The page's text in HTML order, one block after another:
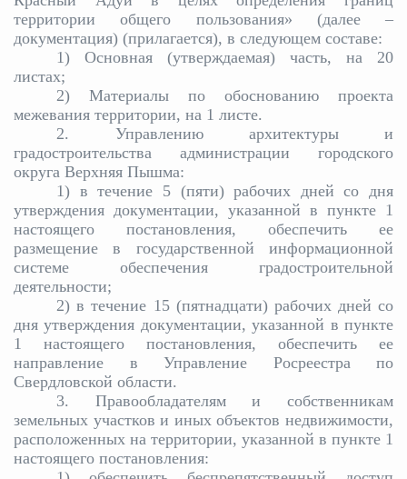
территории общего пользования» (далее –
документация) (прилагается), в следующем составе:
1) Основная (утверждаемая) часть, на 20
листах;
2) Материалы по обоснованию проекта
межевания территории, на 1 листе.
2. Управлению архитектуры и
градостроительства администрации городского
округа Верхняя Пышма:
1) в течение 5 (пяти) рабочих дней со дня
утверждения документации, указанной в пункте 1
настоящего постановления, обеспечить ее
размещение в государственной информационной
системе обеспечения градостроительной
деятельности;
2) в течение 15 (пятнадцати) рабочих дней со
дня утверждения документации, указанной в пункте
1 настоящего постановления, обеспечить ее
направление в Управление Росреестра по
Свердловской области.
3. Правообладателям и собственникам
земельных участков и иных объектов недвижимости,
расположенных на территории, указанной в пункте 1
настоящего постановления: